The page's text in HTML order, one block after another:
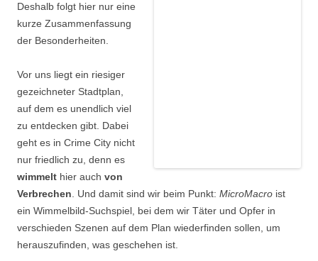
Deshalb folgt hier nur eine
kurze Zusammenfassung
der Besonderheiten.
Vor uns liegt ein riesiger
gezeichneter Stadtplan,
auf dem es unendlich viel
zu entdecken gibt. Dabei
geht es in Crime City nicht
nur friedlich zu, denn es
wimmelt hier auch von
Verbrechen. Und damit sind wir beim Punkt: MicroMacro ist
ein Wimmelbild-Suchspiel, bei dem wir Täter und Opfer in
verschieden Szenen auf dem Plan wiederfinden sollen, um
herauszufinden, was geschehen ist.